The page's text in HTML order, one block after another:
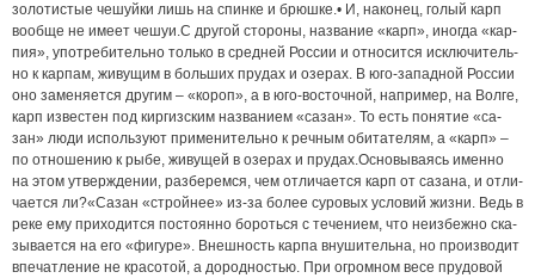
зо­ло­тис­тые че­шуй­ки лишь на спин­ке и брюш­ке.• И, на­ко­нец, го­лый карп
во­об­ще не име­ет че­шуи.С дру­гой сто­ро­ны, на­зва­ние «карп», ино­гда «кар­
пия», упот­ре­би­тель­но толь­ко в сред­ней Рос­сии и от­но­сит­ся ис­клю­чи­тель­
но к кар­пам, жи­ву­щим в боль­ших пру­дах и озе­рах. В юго-за­пад­ной Рос­сии
оно за­ме­ня­ет­ся дру­гим – «ко­роп», а в юго-вос­точ­ной, на­при­мер, на Вол­ге,
карп из­вес­тен под кир­гиз­ским на­зва­ни­ем «са­зан». То есть по­ня­тие «са­
зан» лю­ди ис­поль­зу­ют при­ме­ни­тель­но к реч­ным оби­та­те­лям, а «карп» –
по от­но­ше­нию к ры­бе, жи­ву­щей в озе­рах и пру­дах.Осно­вы­ва­ясь имен­но
на этом утвер­ж­де­нии, раз­бе­рем­ся, чем от­ли­ча­ет­ся карп от са­за­на, и от­ли­
ча­ет­ся ли?«Са­зан «строй­нее» из-за бо­лее су­ро­вых усло­вий жиз­ни. Ведь в
ре­ке ему при­хо­дит­ся по­сто­ян­но бо­роть­ся с те­че­ни­ем, что не­из­беж­но ска­
зы­ва­ет­ся на его «фи­гу­ре». Внеш­ность кар­па вну­ши­тель­на, но про­из­во­дит
впе­чат­ле­ние не кра­со­той, а до­род­нос­тью. При ог­ром­ном ве­се пру­до­вой